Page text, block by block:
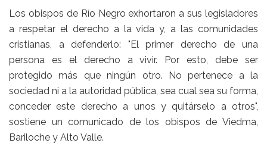
Los obispos de Río Negro exhortaron a sus legisladores
a respetar el derecho a la vida y, a las comunidades
cristianas, a defenderlo: "El primer derecho de una
persona es el derecho a vivir. Por esto, debe ser
protegido más que ningún otro. No pertenece a la
sociedad ni a la autoridad pública, sea cual sea su forma,
conceder este derecho a unos y quitárselo a otros",
sostiene un comunicado de los obispos de Viedma,
Bariloche y Alto Valle.